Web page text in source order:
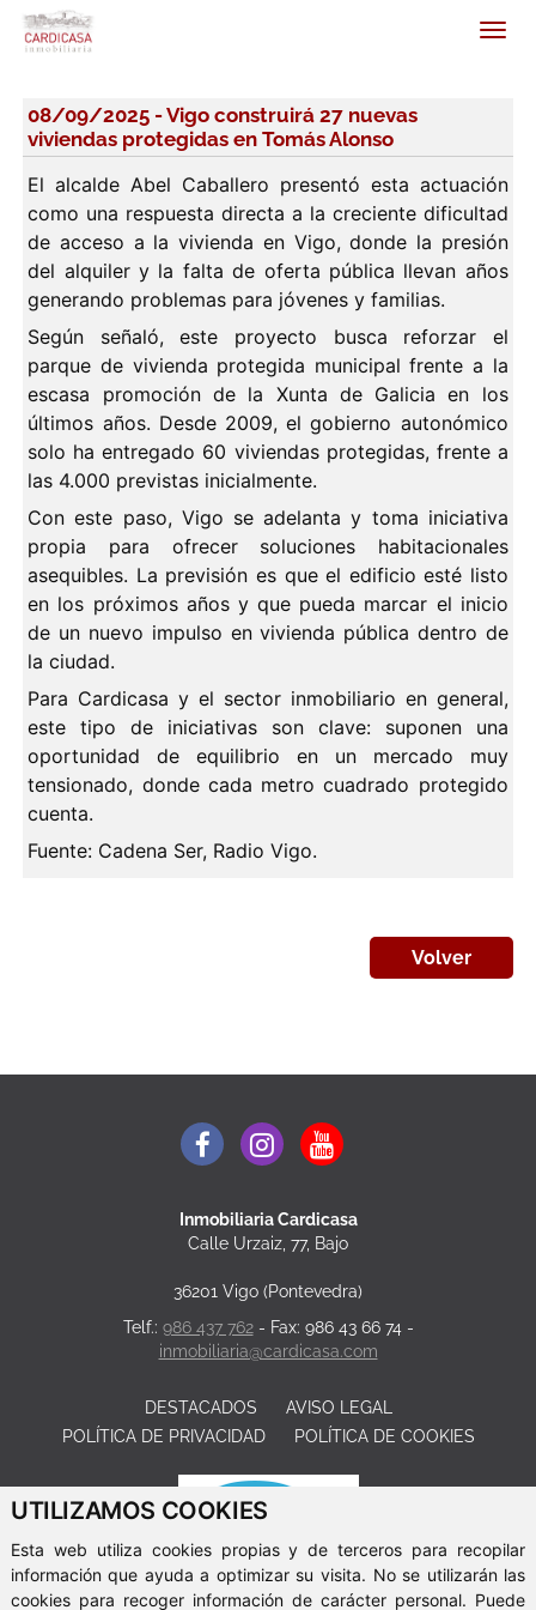
UTILIZAMOS COOKIES
Esta web utiliza cookies propias y de terceros para recopilar
información que ayuda a optimizar su visita. No se utilizarán las
cookies para recoger información de carácter personal. Puede
08/09/2025 - Vigo construirá 27 nuevas
viviendas protegidas en Tomás Alonso
El alcalde Abel Caballero presentó esta actuación
como una respuesta directa a la creciente dificultad
de acceso a la vivienda en Vigo, donde la presión
del alquiler y la falta de oferta pública llevan años
generando problemas para jóvenes y familias.
Según señaló, este proyecto busca reforzar el
parque de vivienda protegida municipal frente a la
escasa promoción de la Xunta de Galicia en los
últimos años. Desde 2009, el gobierno autonómico
solo ha entregado 60 viviendas protegidas, frente a
las 4.000 previstas inicialmente.
Con este paso, Vigo se adelanta y toma iniciativa
propia para ofrecer soluciones habitacionales
asequibles. La previsión es que el edificio esté listo
en los próximos años y que pueda marcar el inicio
de un nuevo impulso en vivienda pública dentro de
la ciudad.
Para Cardicasa y el sector inmobiliario en general,
este tipo de iniciativas son clave: suponen una
oportunidad de equilibrio en un mercado muy
tensionado, donde cada metro cuadrado protegido
cuenta.
Fuente: Cadena Ser, Radio Vigo.
Volver
Inmobiliaria Cardicasa
Calle Urzaiz, 77, Bajo
36201 Vigo (Pontevedra)
Telf.: 986 437 762- Fax: 986 43 66 74 -
inmobiliaria@cardicasa.com
DESTACADOS
AVISO LEGAL
POLÍTICA DE PRIVACIDAD
POLÍTICA DE COOKIES